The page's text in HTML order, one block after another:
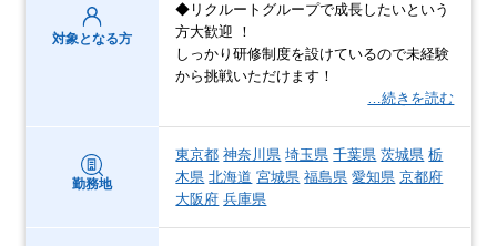
対象となる方
◆リクルートグループで成長したいという
方大歓迎 ！
しっかり研修制度を設けているので未経験
から挑戦いただけます！
…続きを読む
勤務地
東京都 神奈川県 埼玉県 千葉県 茨城県 栃
木県 北海道 宮城県 福島県 愛知県 京都府
大阪府 兵庫県